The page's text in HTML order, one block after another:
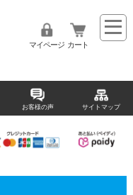
マイページ カート
お客様の声 サイトマップ